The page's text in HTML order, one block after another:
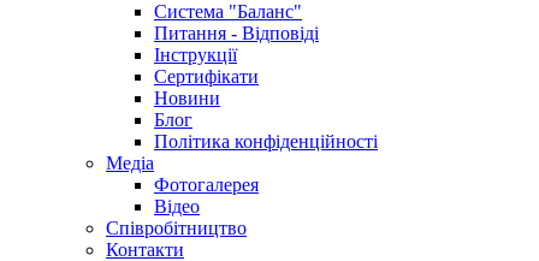
Система "Баланс"
Питання - Відповіді
Інструкції
Сертифікати
Новини
Блог
Політика конфіденційності
Медіа
Фотогалерея
Відео
Співробітництво
Контакти